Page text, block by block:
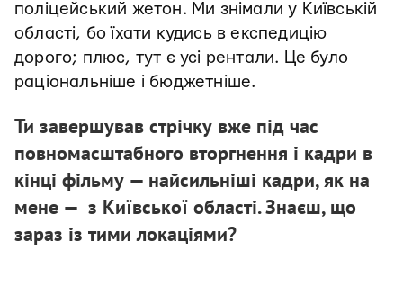
поліцейський жетон. Ми знімали у Київській
області, бо їхати кудись в експедицію
дорого; плюс, тут є усі рентали. Це було
раціональніше і бюджетніше.
Ти завершував стрічку вже під час
повномасштабного вторгнення і кадри в
кінці фільму — найсильніші кадри, як на
мене — з Київської області. Знаєш, що
зараз із тими локаціями?